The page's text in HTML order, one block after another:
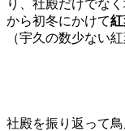
り、社殿だけでな
から初冬にかけて
（宇久の数少ない
社殿を振り返って